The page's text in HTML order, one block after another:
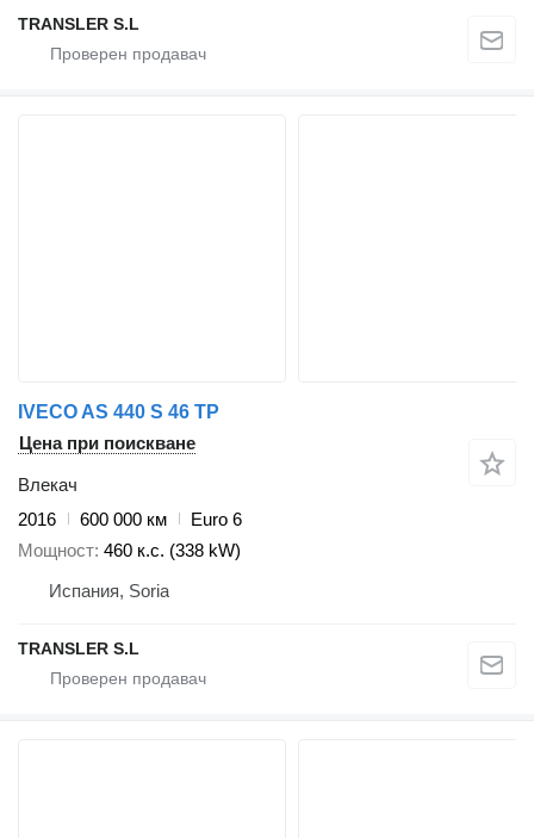
TRANSLER S.L
IVECO AS 440 S 46 TP
Цена при поискване
Влекач
2016
600 000 км
Euro 6
Мощност 460 к.с. (338 kW)
Испания, Soria
TRANSLER S.L